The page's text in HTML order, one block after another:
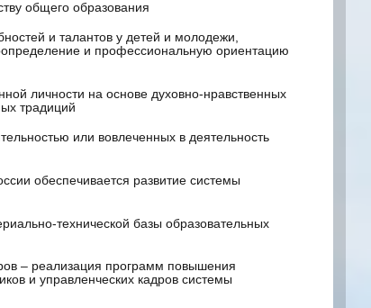
общего образования
и талантов у детей и молодежи,
и профессиональную ориентацию
личности на основе духовно-нравственных
традиций
или вовлеченных в деятельность
обеспечивается развитие системы
технической базы образовательных
– реализация программ повышения
и управленческих кадров системы